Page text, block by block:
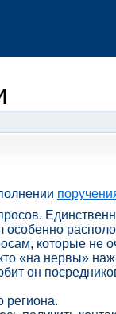
особенно
которые не
«на нервы»
он
региона.